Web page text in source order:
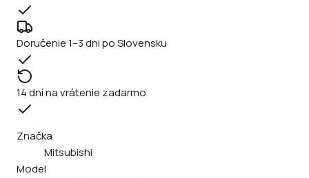
Doručenie 1–3 dni po Slovensku
14 dní na vrátenie zadarmo
Značka
Mitsubishi
Model